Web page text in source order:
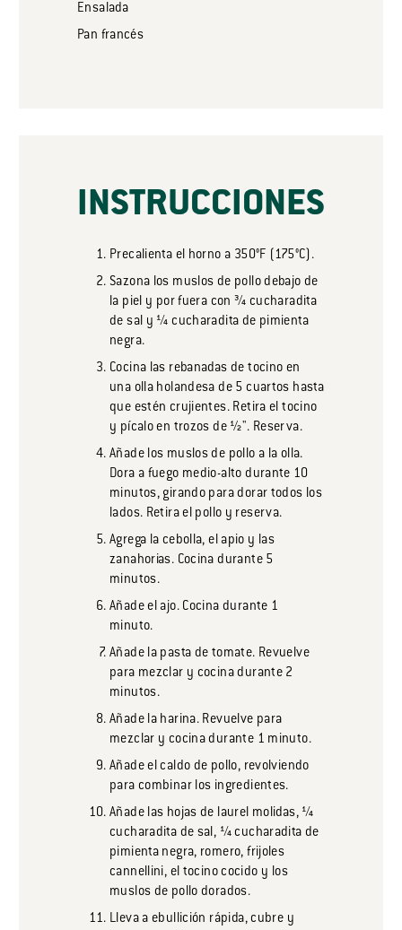
Ensalada
Pan francés
INSTRUCCIONES
Precalienta el horno a 350°F (175°C).
Sazona los muslos de pollo debajo de
la piel y por fuera con ¾ cucharadita
de sal y ¼ cucharadita de pimienta
negra.
Cocina las rebanadas de tocino en
una olla holandesa de 5 cuartos hasta
que estén crujientes. Retira el tocino
y pícalo en trozos de ½". Reserva.
Añade los muslos de pollo a la olla.
Dora a fuego medio-alto durante 10
minutos, girando para dorar todos los
lados. Retira el pollo y reserva.
Agrega la cebolla, el apio y las
zanahorias. Cocina durante 5
minutos.
Añade el ajo. Cocina durante 1
minuto.
Añade la pasta de tomate. Revuelve
para mezclar y cocina durante 2
minutos.
Añade la harina. Revuelve para
mezclar y cocina durante 1 minuto.
Añade el caldo de pollo, revolviendo
para combinar los ingredientes.
Añade las hojas de laurel molidas, ¼
cucharadita de sal, ¼ cucharadita de
pimienta negra, romero, frijoles
cannellini, el tocino cocido y los
muslos de pollo dorados.
Lleva a ebullición rápida, cubre y